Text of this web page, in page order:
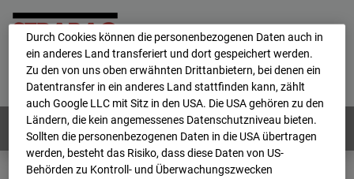
Home E-Mail Impressum
Login
Deutsch / English
Webcams: Alle Länder
Durch Cookies können die personenbezogenen Daten auch in
ein anderes Land transferiert und dort gespeichert werden.
Zu den von uns oben erwähnten Drittanbietern, bei denen ein
Datentransfer in ein anderes Land stattfinden kann, zählt
auch Google LLC mit Sitz in den USA. Die USA gehören zu den
Ländern, die kein angemessenes Datenschutzniveau bieten.
Sollten die personenbezogenen Daten in die USA übertragen
werden, besteht das Risiko, dass diese Daten von US-
Behörden zu Kontroll- und Überwachungszwecken